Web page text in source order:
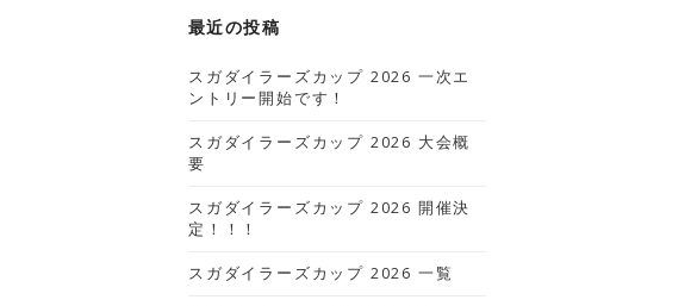
最近の投稿
スガダイラーズカップ 2026 一次エ
ントリー開始です！
スガダイラーズカップ 2026 大会概
要
スガダイラーズカップ 2026 開催決
定！！！
スガダイラーズカップ 2026 一覧